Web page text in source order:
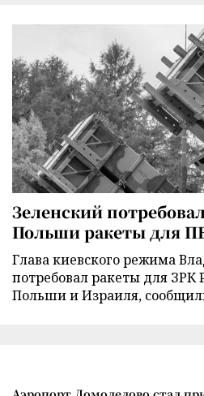
Зеленский
Польши ракеты для
Глава киевского режима
потребовал ракеты для
Польши и Израиля,